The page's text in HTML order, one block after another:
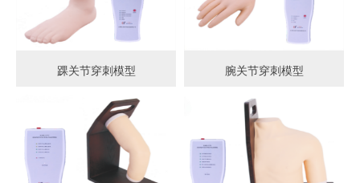
踝关节穿刺模型 腕关节穿刺模型